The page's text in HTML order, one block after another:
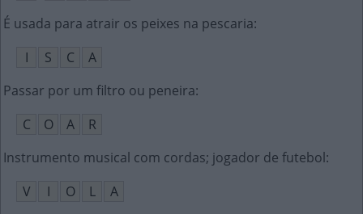
É usada para atrair os peixes na pescaria:
I
S C
A
Passar por um filtro ou peneira:
C
O A
R
Instrumento musical com cordas; jogador de futebol:
V
I O L A